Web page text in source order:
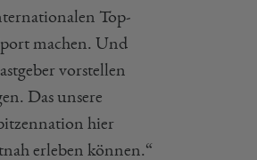
Top-
machen. Und
vorstellen
Das unsere
hier
erleben können.“